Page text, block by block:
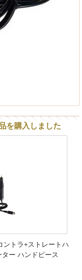
を購入しました
ントラ+ストレートハ
ー ハンドピース